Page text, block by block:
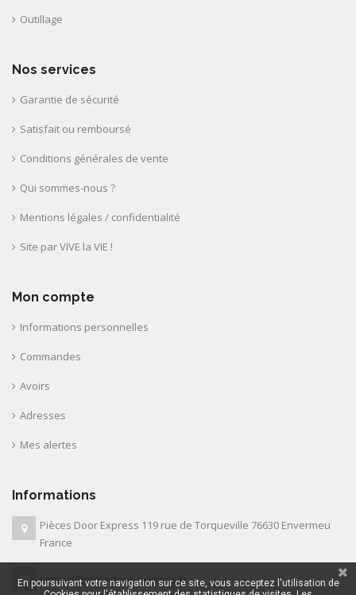
Outillage
Nos services
Garantie de sécurité
Satisfait ou remboursé
Conditions générales de vente
Qui sommes-nous ?
Mentions légales / confidentialité
Site par VIVE la VIE !
Mon compte
Informations personnelles
Commandes
Avoirs
Adresses
Mes alertes
Informations
Pièces Door Express 119 rue de Torqueville 76630 Envermeu
France
contact@piecedoor-express.fr
En poursuivant votre navigation sur ce site, vous acceptez l'utilisation de